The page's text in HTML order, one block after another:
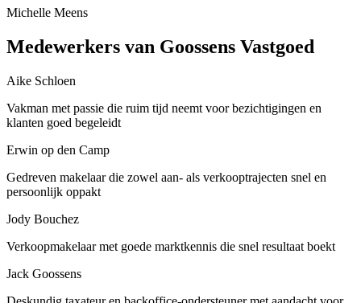
Michelle Meens
Medewerkers van Goossens Vastgoed
Aike Schloen
Vakman met passie die ruim tijd neemt voor bezichtigingen en
klanten goed begeleidt
Erwin op den Camp
Gedreven makelaar die zowel aan- als verkooptrajecten snel en
persoonlijk oppakt
Jody Bouchez
Verkoopmakelaar met goede marktkennis die snel resultaat boekt
Jack Goossens